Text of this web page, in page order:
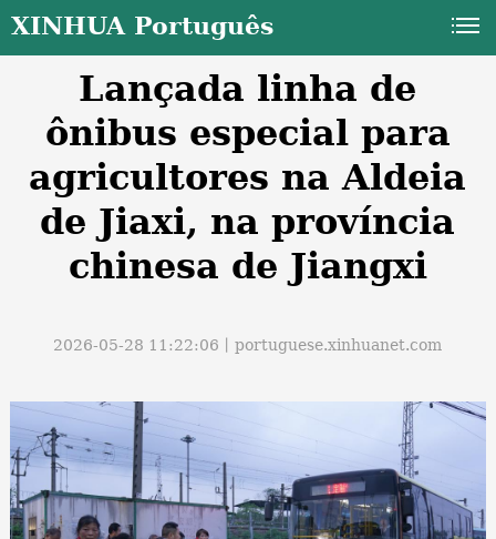
XINHUA Português
Lançada linha de
ônibus especial para
agricultores na Aldeia
de Jiaxi, na província
chinesa de Jiangxi
2026-05-28 11:22:06丨portuguese.xinhuanet.com